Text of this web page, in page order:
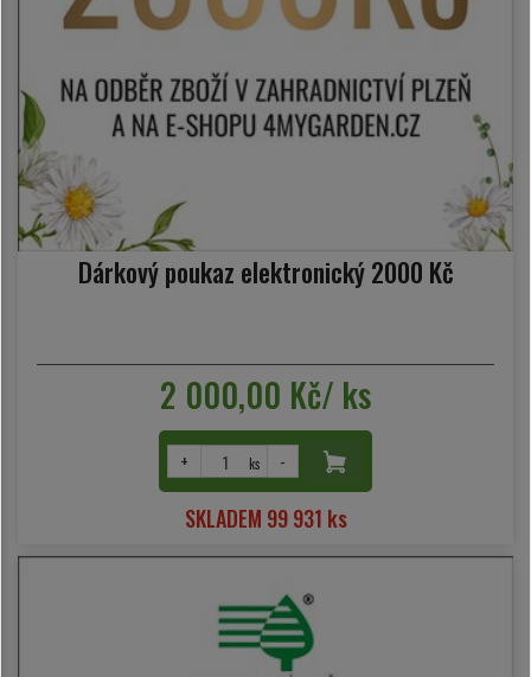
Dárkový poukaz elektronický 2000 Kč
2 000,00 Kč/ ks
+ ks -
SKLADEM 99 931 ks